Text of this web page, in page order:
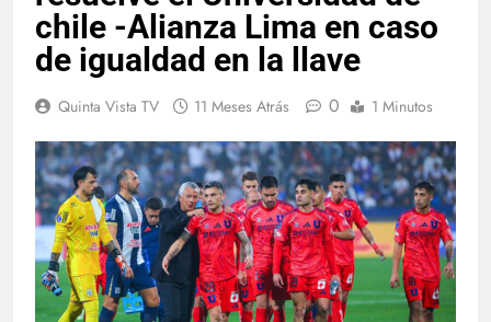
chile -Alianza Lima en caso
de igualdad en la llave
Quinta Vista TV 11 Meses Atrás 0 1 Minutos